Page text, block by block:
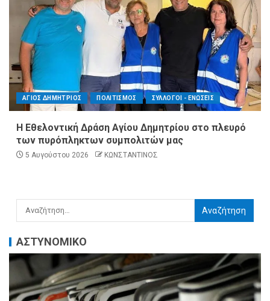
ΑΓΙΟΣ ΔΗΜΗΤΡΙΟΣ ΠΟΛΙΤΙΣΜΟΣ ΣΥΛΛΟΓΟΙ - ΕΝΩΣΕΙΣ
Η Εθελοντική Δράση Αγίου Δημητρίου στο πλευρό
των πυρόπληκτων συμπολιτών μας
5 Αυγούστου 2026 ΚΩΝΣΤΑΝΤΙΝΟΣ
ΑΣΤΥΝΟΜΙΚΟ